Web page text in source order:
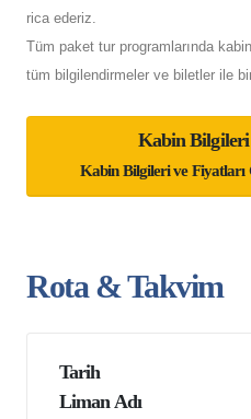
rica ederiz.
Tüm paket tur programlarında
tüm bilgilendirmeler ve biletler ile
Kabin
Kabin Bilgileri ve Fiyatları
Rota & Takvim
Tarih
Liman Adı